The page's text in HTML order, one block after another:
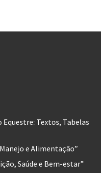
Textos, Tabelas
e Alimentação”
Saúde e Bem-estar”